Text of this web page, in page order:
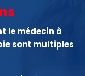
le médecin à
sont multiples